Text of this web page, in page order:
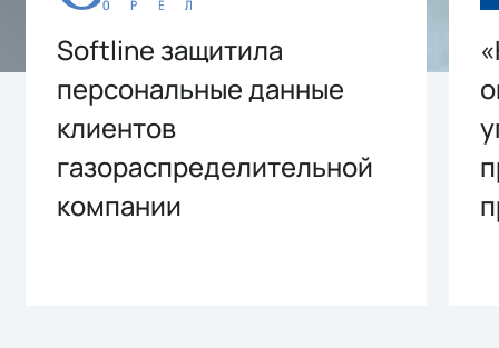
Softline защитила
персональные данные
клиентов
газораспределительной
компании